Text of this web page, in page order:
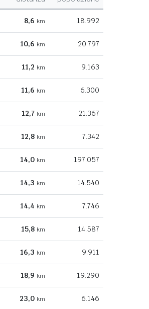
8,6 km 18.992
10,6 km 20.797
11,2 km 9.163
11,6 km 6.300
12,7 km 21.367
12,8 km 7.342
14,0 km 197.057
14,3 km 14.540
14,4 km 7.746
15,8 km 14.587
16,3 km 9.911
18,9 km 19.290
23,0 km 6.146